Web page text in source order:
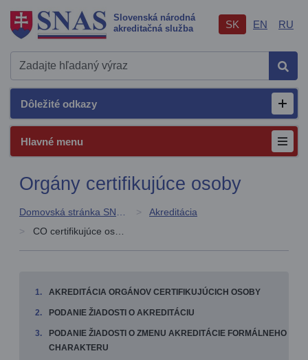
Slovenská národná
akreditačná služba
SK EN RU
Dôležité odkazy
Hlavné menu
Orgány certifikujúce osoby
Domovská stránka SNAS
Akreditácia
CO certifikujúce osoby
AKREDITÁCIA ORGÁNOV CERTIFIKUJÚCICH OSOBY
PODANIE ŽIADOSTI O AKREDITÁCIU
PODANIE ŽIADOSTI O ZMENU AKREDITÁCIE FORMÁLNEHO
CHARAKTERU